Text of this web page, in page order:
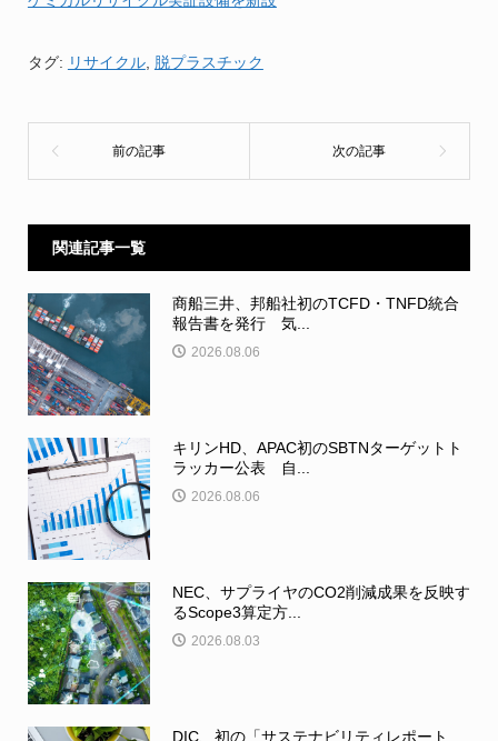
タグ: リサイクル, 脱プラスチック
関連記事一覧
商船三井、邦船社初のTCFD・TNFD統合
報告書を発行 気...
2026.08.06
キリンHD、APAC初のSBTNターゲットト
ラッカー公表 自...
2026.08.06
NEC、サプライヤのCO2削減成果を反映す
るScope3算定方...
2026.08.03
DIC、初の「サステナビリティレポート